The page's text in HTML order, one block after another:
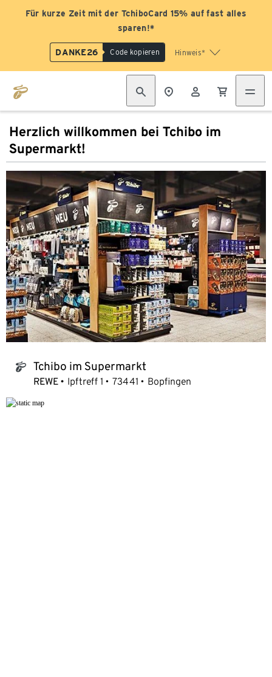
Für kurze Zeit mit der TchiboCard 15% auf fast alles
sparen!*
DANKE26 Code kopieren Hinweis*
Herzlich willkommen bei Tchibo im
Supermarkt!
tchibo_logo Tchibo im Supermarkt
REWE Ipftreff 1 73441 Bopfingen